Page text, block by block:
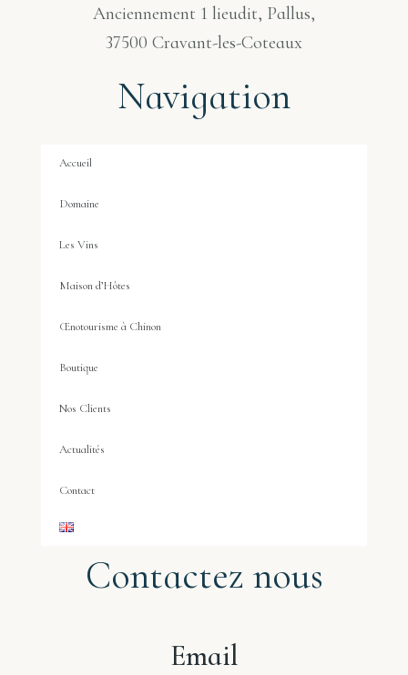
Anciennement 1 lieudit, Pallus,
37500 Cravant-les-Coteaux
Navigation
Accueil
Domaine
Les Vins
Maison d’Hôtes
Œnotourisme à Chinon
Boutique
Nos Clients
Actualités
Contact
Contactez nous
Email